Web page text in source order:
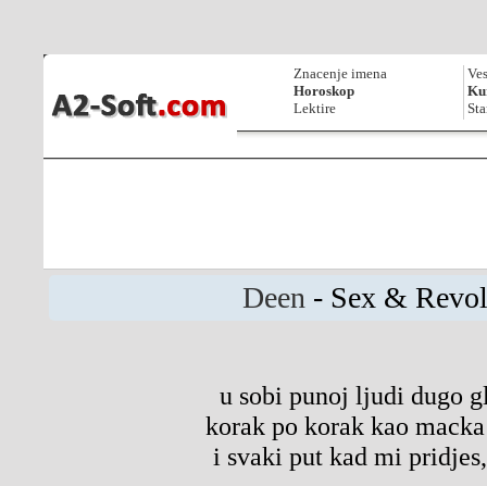
Znacenje imena
Horoskop
Lektire
Deen - Sex &
u sobi punoj ljudi dugo
korak po korak kao
i svaki put kad mi